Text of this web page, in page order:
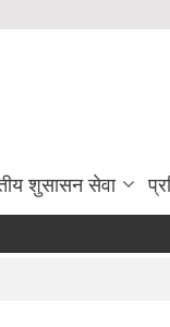
शुसासन सेवा